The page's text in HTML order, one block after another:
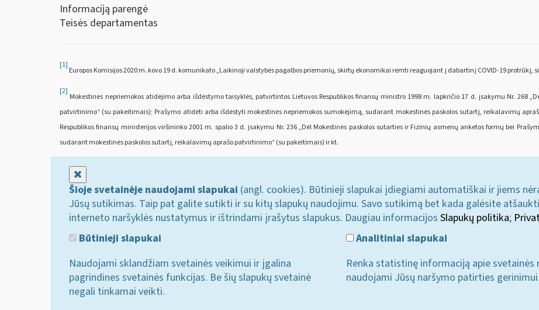
Informaciją parengė
Teisės departamentas
[1]
Europos Komisijos 2020 m. kovo 19 d. komunikato „Laikinoji valstybės pagalbos priemonių, skirtų ekonomikai remti reaguojant į dabartinį COVID-19
[2]
Mokestinės nepriemokos atidėjimo arba išdėstymo taisyklės, patvirtintos Lietuvos Respublikos finansų ministro 1998 m. lapkričio 17 d. įsakymu Nr. 268
patvirtinimo“ (su pakeitimais); Prašymo atidėti arba išdėstyti mokestinės nepriemokos sumokėjimą, sudarant mokestinės paskolos sutartį, reikalavimų
Respublikos finansų ministerijos viršininko 2001 m. spalio 3 d. įsakymu Nr. 236 „Dėl Mokestinės paskolos sutarties ir Fizinių asmenų anketos formų bei
sudarant mokestinės paskolos sutartį, reikalavimų aprašo patvirtinimo“ (su pakeitimais) ir kt.
Šioje svetainėje naudojami slapukai (angl. cookies). Būtinieji slapukai įdiegiami automatiškai ir jiems
Jūsų sutikimas. Taip pat galite sutikti ir su kitų slapukų naudojimu. Savo sutikimą bet kada galėsite
interneto naršyklės nustatymus ir ištrindami įrašytus slapukus. Daugiau informacijos Slapukų politika;
Būtinieji slapukai
Naudojami sklandžiam svetainės veikimui ir įgalina
pagrindines svetainės funkcijas. Be šių slapukų svetainė
negali tinkamai veikti.
Analitiniai slapukai
Renka statistinę informaciją apie svetainės
naudojami Jūsų naršymo patirties gerinimui.